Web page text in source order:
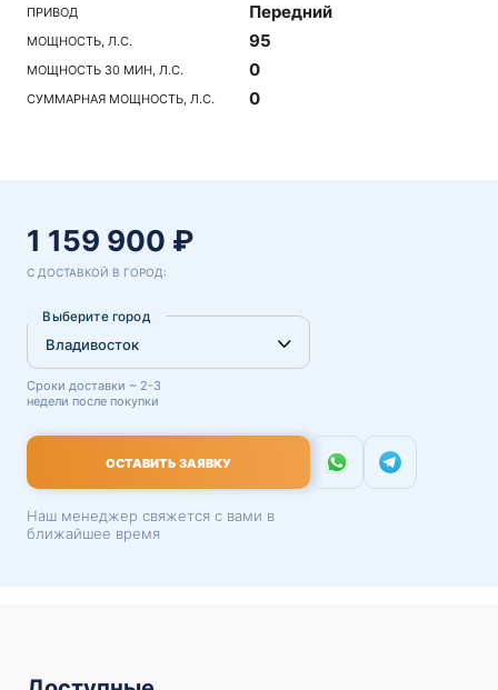
ПРИВОД Передний
МОЩНОСТЬ, Л.С. 95
МОЩНОСТЬ 30 МИН, Л.С. 0
СУММАРНАЯ МОЩНОСТЬ, Л.С. 0
1 159 900 ₽
С ДОСТАВКОЙ В ГОРОД:
Выберите город
Сроки доставки ~ 2-3
недели после покупки
ОСТАВИТЬ ЗАЯВКУ
Наш менеджер свяжется с вами в
ближайшее время